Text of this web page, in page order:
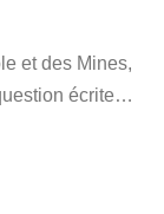
et des Mines,
écrite…